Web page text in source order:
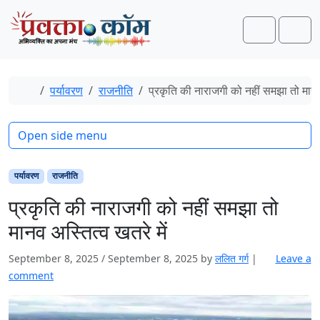
Skip to content
Skip to footer
Search
Home
पर्यावरण राजनीति प्रकृति की नाराजगी को नहीं समझा तो
पर्यावरण राजनीति
प्रकृति की नाराजगी को नहीं समझा तो
मानव अस्तित्व खतरे में
September 8, 2025 / September 8, 2025 by ललित गर्ग |
Leave a
comment
Open side menu